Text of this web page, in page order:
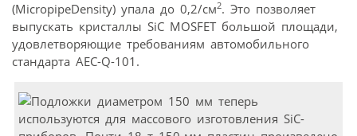
(MicropipeDensity) упала до 0,2/см2. Это позволяет
выпускать кристаллы SiC MOSFET большой площади,
удовлетворяющие требованиям автомобильного
стандарта AEC-Q-101.